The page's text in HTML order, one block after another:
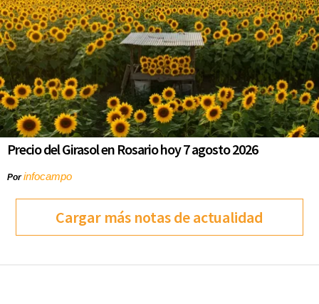
Precio del Girasol en Rosario hoy 7 agosto 2026
Porinfocampo
Cargar más notas de actualidad